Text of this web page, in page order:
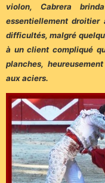
violon, Cabrera
essentiellement
difficultés, malgré
à un client compliqué
planches,
aux aciers.